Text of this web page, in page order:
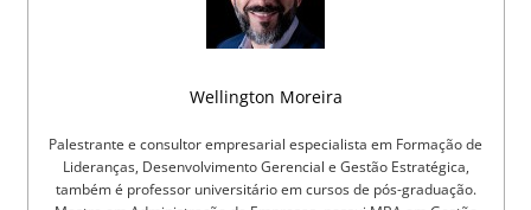
Wellington Moreira
Palestrante e consultor empresarial especialista em Formação de
Lideranças, Desenvolvimento Gerencial e Gestão Estratégica,
também é professor universitário em cursos de pós-graduação.